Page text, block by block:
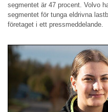
segmentet är 47 procent. Volvo
segmentet för tunga eldrivna
företaget i ett pressmeddelande.